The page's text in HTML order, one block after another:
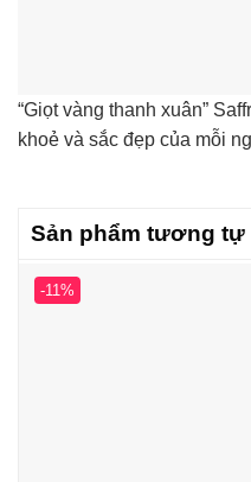
“Giọt vàng thanh xuân”
khoẻ và sắc đẹp của mỗi
Sản phẩm tương tự
-11%